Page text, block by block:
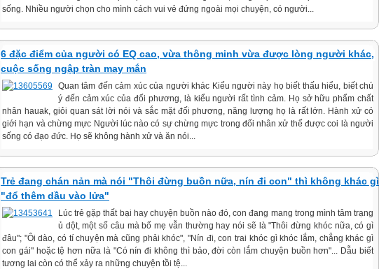
sống. Nhiều người chọn cho mình cách vui vẻ đứng ngoài mọi chuyện, có người...
6 đặc điểm của người có EQ cao, vừa thông minh vừa được lòng người khác,
cuộc sống ngập tràn may mắn
Quan tâm đến cảm xúc của người khác Kiểu người này họ biết thấu hiểu, biết chú
ý đến cảm xúc của đối phương, là kiểu người rất tình cảm. Họ sở hữu phẩm chất
nhân hauak, giỏi quan sát lời nói và sắc mặt đối phương, năng lượng họ là rất lớn. Hành xử có
giới hạn và chừng mực Người lúc nào có sự chừng mực trong đối nhân xử thế được coi là người
sống có đạo đức. Họ sẽ không hành xử và ăn nói...
Trẻ đang chán nản mà nói "Thôi đừng buồn nữa, nín đi con" thì không khác gì
"đổ thêm dầu vào lửa"
Lúc trẻ gặp thất bại hay chuyện buồn nào đó, con đang mang trong mình tâm trạng
ủ dột, một số câu mà bố mẹ vẫn thường hay nói sẽ là "Thôi đừng khóc nữa, có gì
đâu"; "Ôi dào, có tí chuyện mà cũng phải khóc", "Nín đi, con trai khóc gì khóc lắm, chẳng khác gì
con gái" hoặc tệ hơn nữa là "Có nín đi không thì bảo, đời còn lắm chuyện buồn hơn"... Dẫu biết
tương lai còn có thể xảy ra những chuyện tồi tệ...